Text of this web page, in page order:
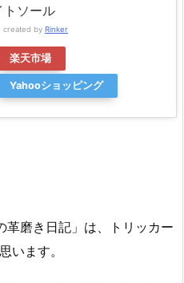
トソール
created by Rinker
楽天市場
Yahooショッピング
革磨き日記」は、トリッカー
います。